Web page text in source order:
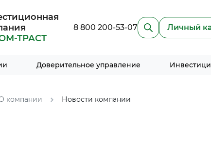
ТРАСТ
8 800 200-53-07 Личный
Доверительное управление
компании Новости компании